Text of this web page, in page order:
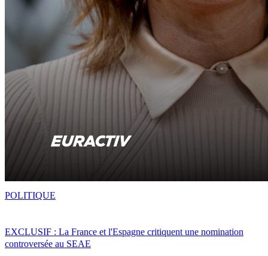
EXCLUSIF : La France et l'Espagne critiquent une nomination
controversée au SEAE
POLITIQUE